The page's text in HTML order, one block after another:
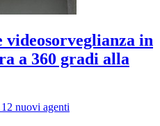
in
a 360 gradi alla